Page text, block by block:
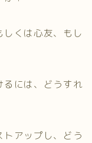
くは心友、もし
るには、どうすれ
アップし、どう